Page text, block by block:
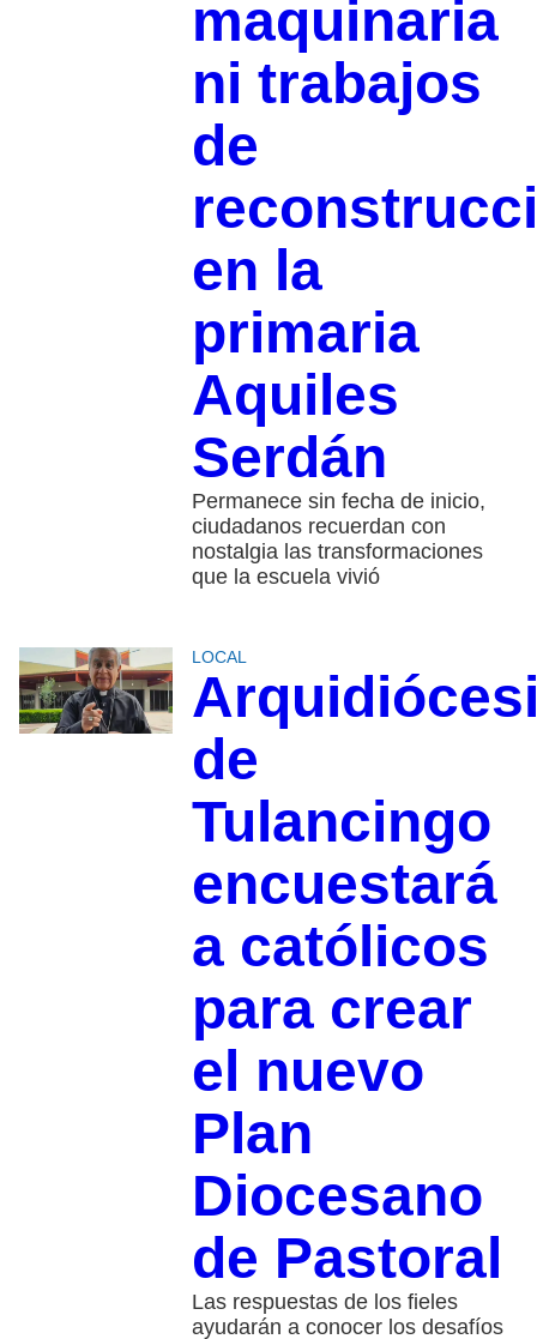
maquinaria
ni trabajos
de
en la
primaria
Aquiles
Serdán
Permanece sin fecha de inicio,
ciudadanos recuerdan con
nostalgia las transformaciones
que la escuela vivió
LOCAL
de
Tulancingo
encuestará
a católicos
para crear
el nuevo
Plan
Diocesano
de Pastoral
Las respuestas de los fieles
ayudarán a conocer los desafíos